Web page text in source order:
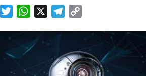
FacebookTwitterWhatsApp Telegram